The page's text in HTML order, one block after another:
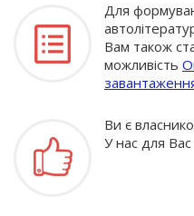
Для
Вам також
можливість
Ви є
У нас для Вас